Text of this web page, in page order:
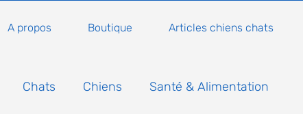
A propos Boutique Articles chiens chats
Chats Chiens Santé & Alimentation